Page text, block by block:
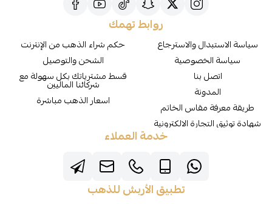
روابط تهمك
سياسة الاستبدال والاسترجاع
سياسة الخصوصية
اتصل بنا
المدونة
طريقة معرفة مقاس الخاتم
شهادة توثيق التجارة الالكترونية
حكم شراء الذهب من الإنترنت
الشحن والتوصيل
قسط مشترياتك بكل سهولة مع
شركائنا الماليين
اسعار الذهب مباشرة
خدمة العملاء
تطبيق الأربش للذهب